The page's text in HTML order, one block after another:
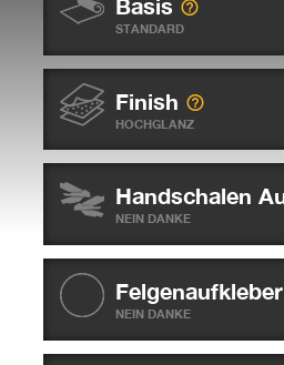
Basis
STANDARD
Finish
HOCHGLANZ
Handschalen
NEIN DANKE
Felgenaufkleber
NEIN DANKE